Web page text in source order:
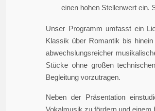
einen hohen Stellenwert ein.
Unser Programm umfasst ein
Klassik über Romantik bis
abwechslungsreicher
Stücke ohne großen
Begleitung vorzutragen.
Neben der Präsentation
Vokalmusik zu fördern und